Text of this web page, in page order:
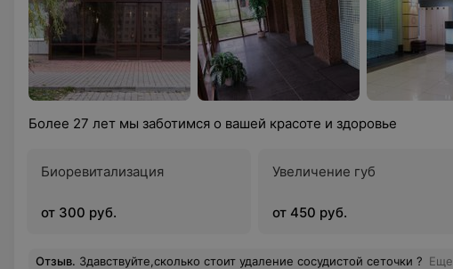
Более 27 лет мы заботимся о вашей красоте и здоровье
Биоревитализация
от 300 руб.
Увеличение губ
от 450 руб.
Отзыв. Здавствуйте,сколько стоит удаление сосудистой сеточки ? Еще